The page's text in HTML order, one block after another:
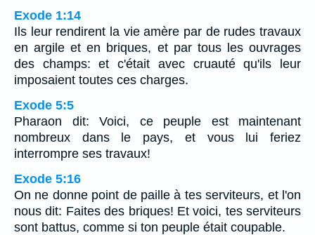
Exode 1:14
Ils leur rendirent la vie amère par de rudes travaux
en argile et en briques, et par tous les ouvrages
des champs: et c'était avec cruauté qu'ils leur
imposaient toutes ces charges.
Exode 5:5
Pharaon dit: Voici, ce peuple est maintenant
nombreux dans le pays, et vous lui feriez
interrompre ses travaux!
Exode 5:16
On ne donne point de paille à tes serviteurs, et l'on
nous dit: Faites des briques! Et voici, tes serviteurs
sont battus, comme si ton peuple était coupable.